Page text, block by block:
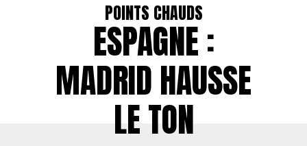
POINTS CHAUDS
ESPAGNE :
MADRID HAUSSE
LE TON